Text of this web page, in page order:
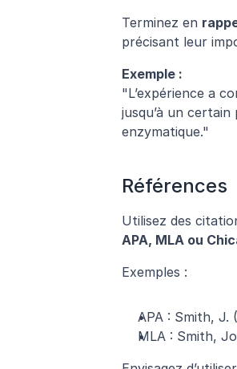
Terminez en
précisant leur
Exemple :
"L’expérience a
jusqu’à un
enzymatique."
Références
APA, MLA ou
Exemples :
APA : Smith, J.
MLA : Smith,